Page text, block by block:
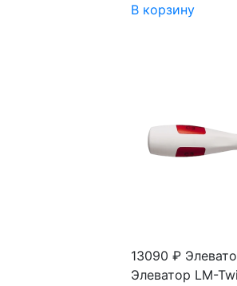
В корзину
13090 ₽
Элеватор LM-